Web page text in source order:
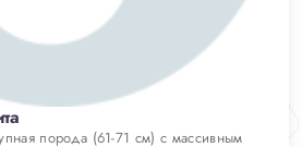
порода (61-71 см) с массивным